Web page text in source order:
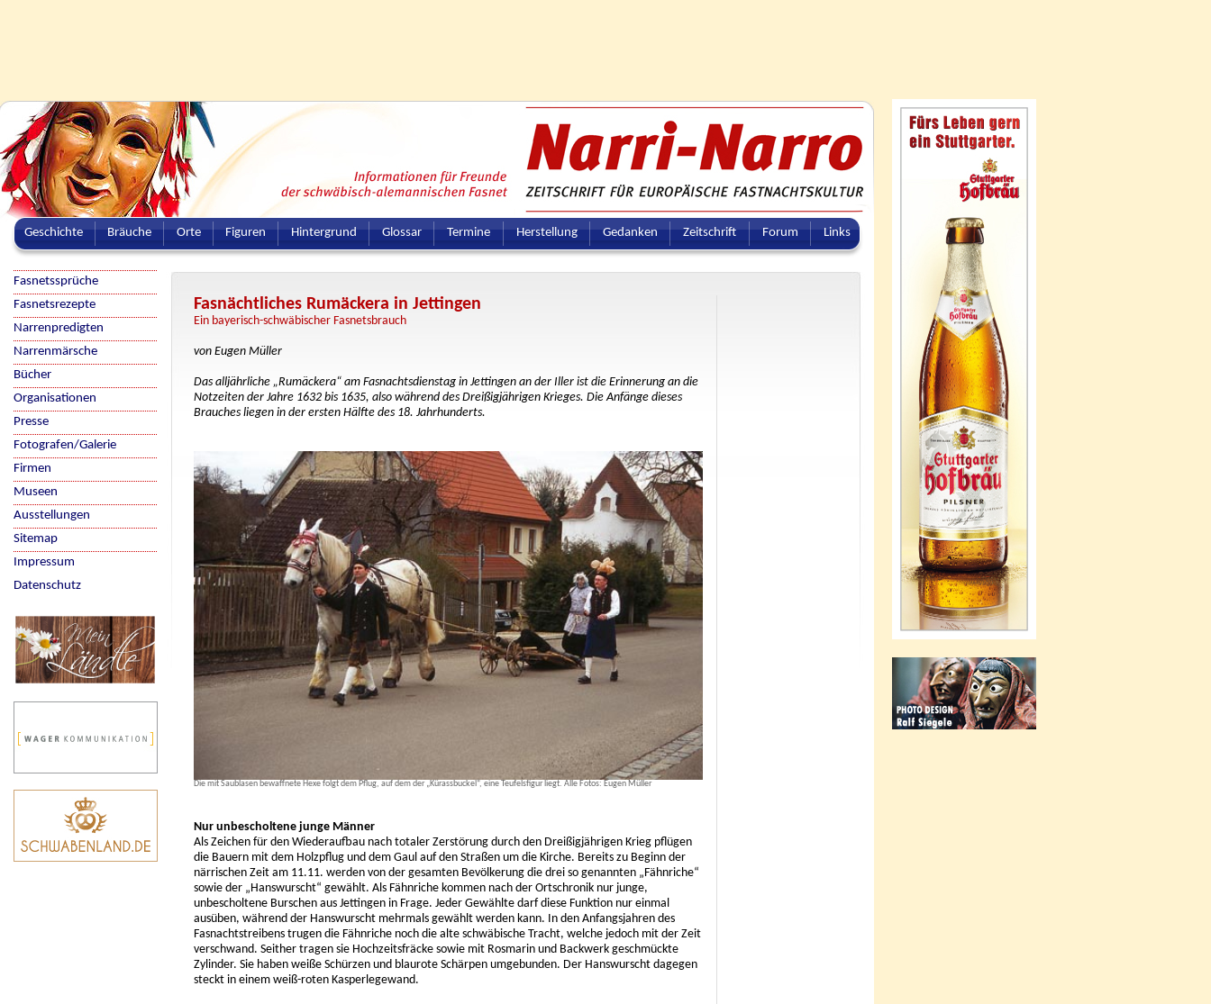
Geschichte Bräuche Orte Figuren Hintergrund Glossar Termine Herstellung Gedanken Zeitschrift Forum Links
Fasnächtliches Rumäckera in Jettingen
Ein bayerisch-schwäbischer Fasnetsbrauch
von Eugen Müller
Das alljährliche „Rumäckera“ am Fasnachtsdienstag in Jettingen an der Iller ist die Erinnerung an die
Notzeiten der Jahre 1632 bis 1635, also während des Dreißigjährigen Krieges. Die Anfänge dieses
Brauches liegen in der ersten Hälfte des 18. Jahrhunderts.
Die mit Saublasen bewaffnete Hexe folgt dem Pflug, auf dem der „Kürassbuckel“, eine Teufelsfigur liegt. Alle Fotos: Eugen Müller
Nur unbescholtene junge Männer
Als Zeichen für den Wiederaufbau nach totaler Zerstörung durch den Dreißigjährigen Krieg pflügen
die Bauern mit dem Holzpflug und dem Gaul auf den Straßen um die Kirche. Bereits zu Beginn der
närrischen Zeit am 11.11. werden von der gesamten Bevölkerung die drei so genannten „Fähnriche“
sowie der „Hanswurscht“ gewählt. Als Fähnriche kommen nach der Ortschronik nur junge,
unbescholtene Burschen aus Jettingen in Frage. Jeder Gewählte darf diese Funktion nur einmal
ausüben, während der Hanswurscht mehrmals gewählt werden kann. In den Anfangsjahren des
Fasnachtstreibens trugen die Fähnriche noch die alte schwäbische Tracht, welche jedoch mit der Zeit
verschwand. Seither tragen sie Hochzeitsfräcke sowie mit Rosmarin und Backwerk geschmückte
Zylinder. Sie haben weiße Schürzen und blaurote Schärpen umgebunden. Der Hanswurscht dagegen
steckt in einem weiß-roten Kasperlegewand.
Fasnetssprüche
Fasnetsrezepte
Narrenpredigten
Narrenmärsche
Bücher
Organisationen
Presse
Fotografen/Galerie
Firmen
Museen
Ausstellungen
Sitemap
Impressum
Datenschutz